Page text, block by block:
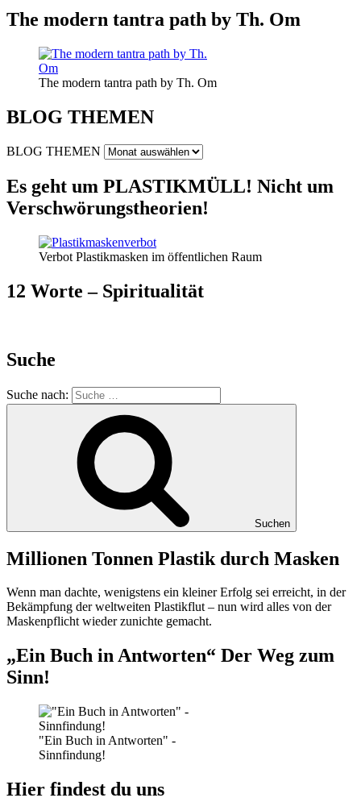
The modern tantra path by Th. Om
The modern tantra path by Th. Om
BLOG THEMEN
BLOG THEMEN
Es geht um PLASTIKMÜLL! Nicht um
Verschwörungstheorien!
Verbot Plastikmasken im öffentlichen Raum
12 Worte – Spiritualität
Suche
Suche nach:
Suchen
Millionen Tonnen Plastik durch Masken
Wenn man dachte, wenigstens ein kleiner Erfolg sei erreicht, in der
Bekämpfung der weltweiten Plastikflut – nun wird alles von der
Maskenpflicht wieder zunichte gemacht.
„Ein Buch in Antworten“ Der Weg zum
Sinn!
"Ein Buch in Antworten" -
Sinnfindung!
Hier findest du uns